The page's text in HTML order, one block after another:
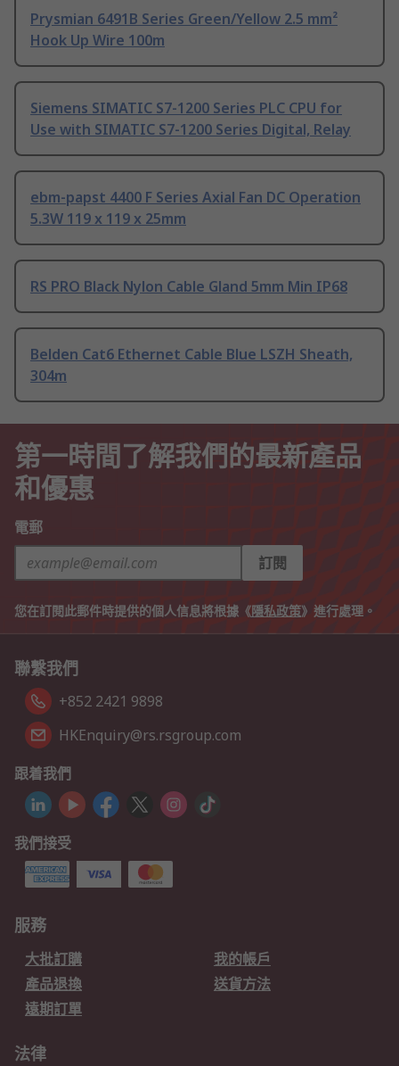
Prysmian 6491B Series Green/Yellow 2.5 mm²
Hook Up Wire 100m
Siemens SIMATIC S7-1200 Series PLC CPU for
Use with SIMATIC S7-1200 Series Digital, Relay
ebm-papst 4400 F Series Axial Fan DC Operation
5.3W 119 x 119 x 25mm
RS PRO Black Nylon Cable Gland 5mm Min IP68
Belden Cat6 Ethernet Cable Blue LSZH Sheath,
304m
第一時間了解我們的最新產品
和優惠
電郵
訂閱
您在訂閱此郵件時提供的個人信息將根據《隱私政策》進行處理。
聯繫我們
+852 2421 9898
HKEnquiry@rs.rsgroup.com
跟着我們
我們接受
服務
大批訂購
我的帳戶
產品退換
送貨方法
遠期訂單
法律